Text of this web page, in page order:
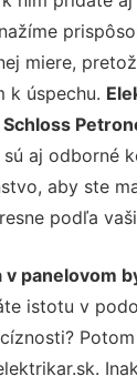
miere,
k úspechu.
aj odborné
aby ste
podľa
v panelovom
istotu v